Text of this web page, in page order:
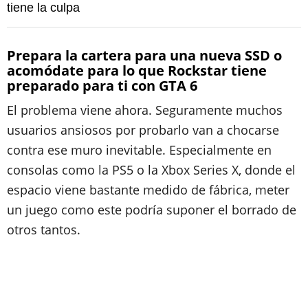
tiene la culpa
Prepara la cartera para una nueva SSD o
acomódate para lo que Rockstar tiene
preparado para ti con GTA 6
El problema viene ahora. Seguramente muchos
usuarios ansiosos por probarlo van a chocarse
contra ese muro inevitable. Especialmente en
consolas como la PS5 o la Xbox Series X, donde el
espacio viene bastante medido de fábrica, meter
un juego como este podría suponer el borrado de
otros tantos.